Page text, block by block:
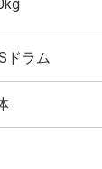
ドラム